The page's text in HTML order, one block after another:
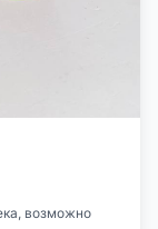
возможно